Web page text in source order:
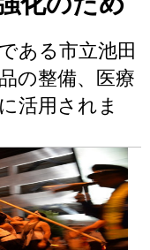
ある市立池田
の整備、医療
活用されま